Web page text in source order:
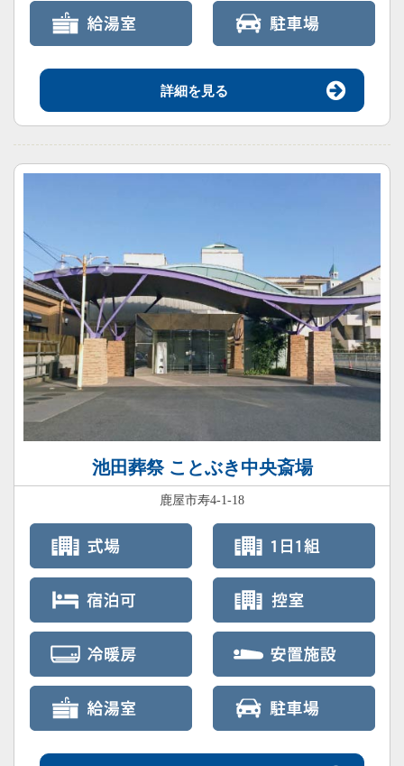
詳細を見る
池田葬祭 ことぶき中央斎場
鹿屋市寿4-1-18